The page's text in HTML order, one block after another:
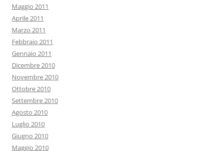
Maggio 2011
Aprile 2011
Marzo 2011
Febbraio 2011
Gennaio 2011
Dicembre 2010
Novembre 2010
Ottobre 2010
Settembre 2010
Agosto 2010
Luglio 2010
Giugno 2010
Maggio 2010